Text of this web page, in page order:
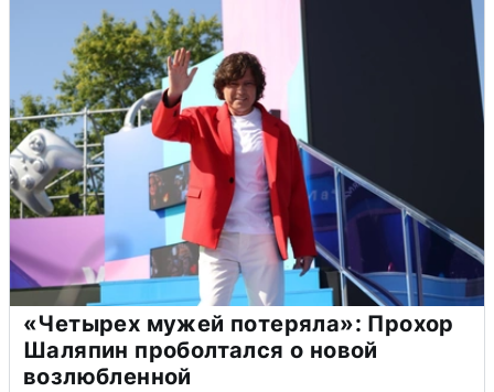
«Четырех мужей потеряла»: Прохор
Шаляпин проболтался о новой
возлюбленной